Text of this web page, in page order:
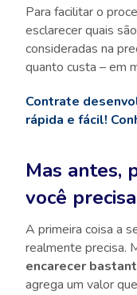
Para facilitar o
esclarecer quais
consideradas na
quanto custa – em
Contrate
rápida e fácil!
Mas antes,
você precisa
A primeira coisa a
realmente precisa.
encarecer
agrega um valor